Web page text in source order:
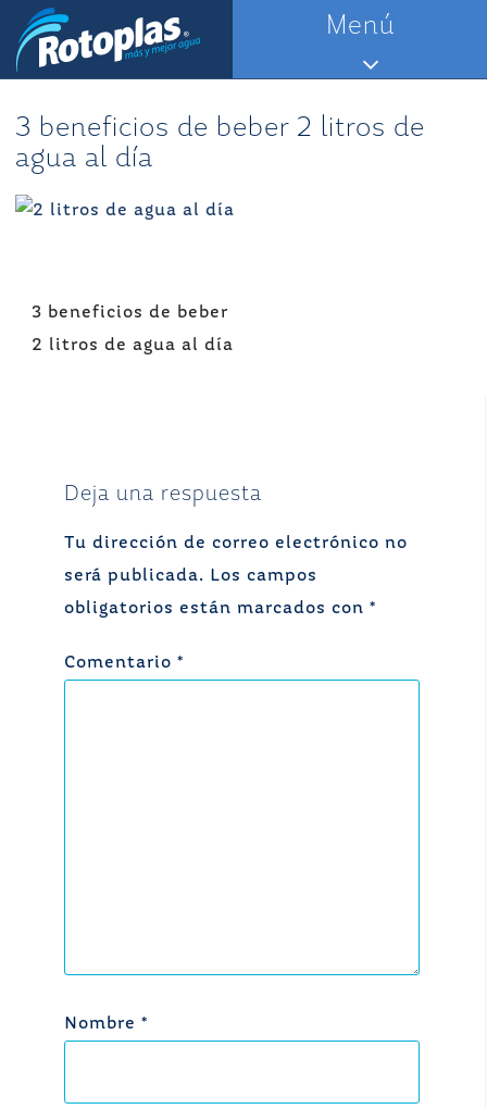
Saltar
contenido
Menú
3 beneficios de beber 2 litros de
agua al día
Navegación
de
3 beneficios de beber
2 litros de agua al día
Deja una respuesta
Tu dirección de correo electrónico no
será publicada.
Los campos
obligatorios están marcados con *
Comentario *
Nombre *